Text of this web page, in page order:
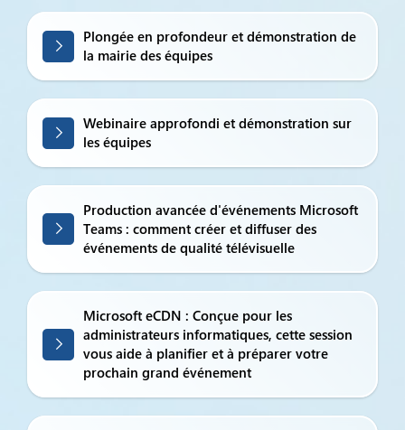
Plongée en profondeur et démonstration de
la mairie des équipes
Webinaire approfondi et démonstration sur
les équipes
Production avancée d'événements Microsoft
Teams : comment créer et diffuser des
événements de qualité télévisuelle
Microsoft eCDN : Conçue pour les
administrateurs informatiques, cette session
vous aide à planifier et à préparer votre
prochain grand événement